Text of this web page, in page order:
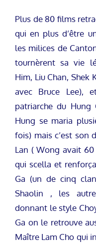
Plus de 80 films
qui en plus d’être
les milices de
tournèrent sa vie
Him, Liu Chan, Shek
avec Bruce Lee),
patriarche du
Hung se maria
fois) mais c’est son
Lan ( Wong avait 60
qui scella et
Ga (un de cinq
Shaolin , les
donnant le style
Ga on le retrouve
Maître Lam Cho qui